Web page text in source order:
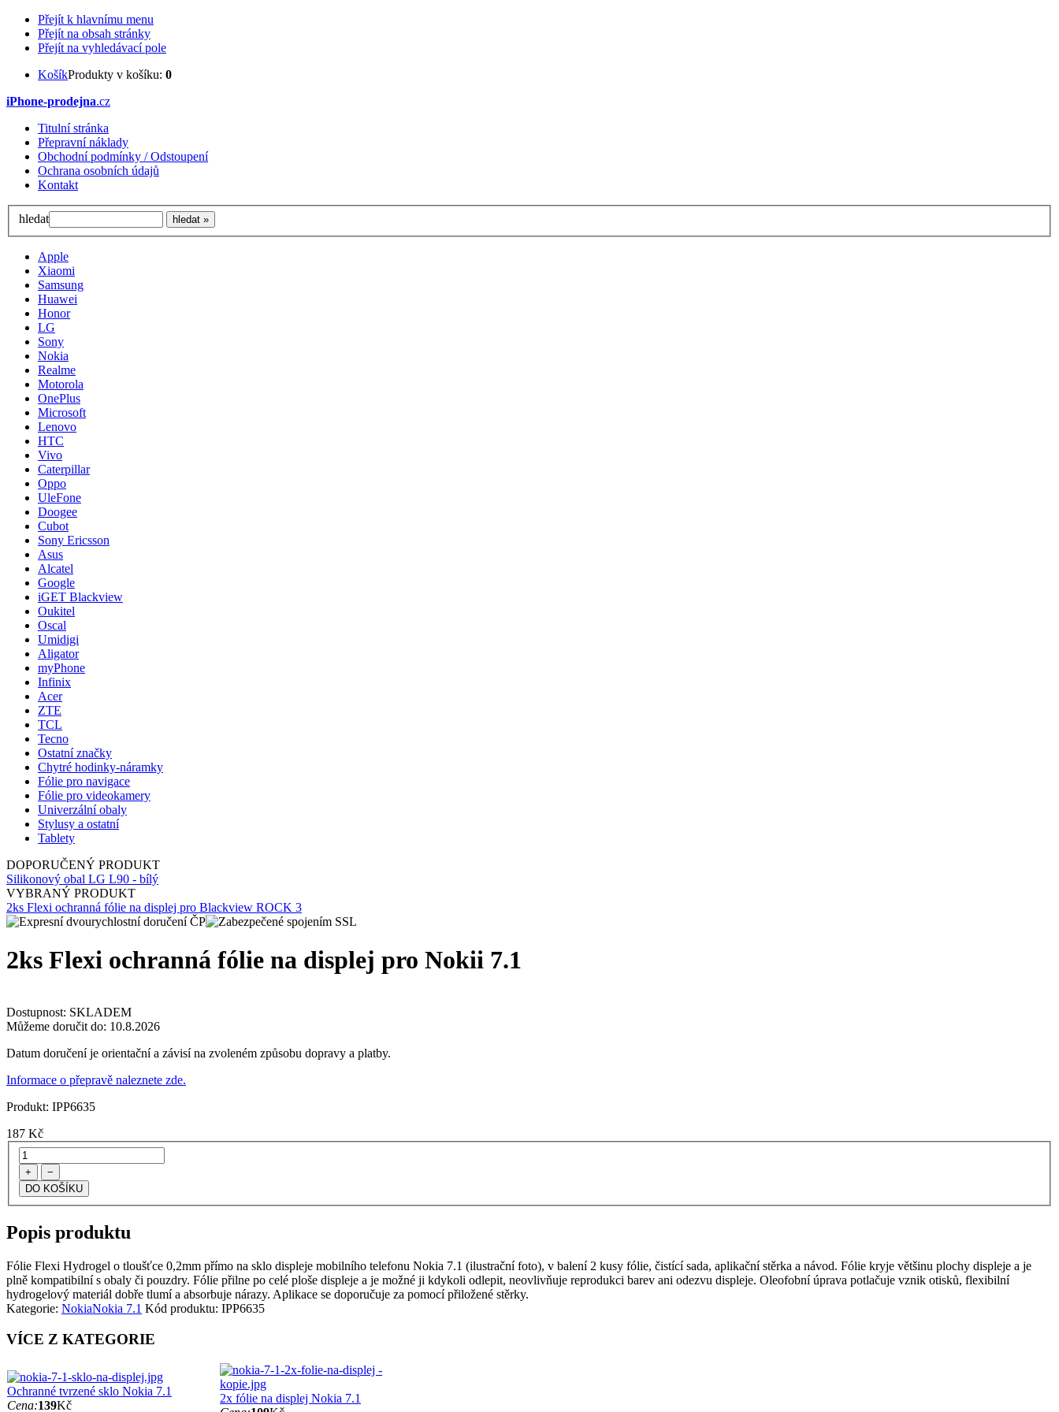
Přejít k hlavnímu menu
Přejít na obsah stránky
Přejít na vyhledávací pole
KošíkProdukty v košíku: 0
iPhone-prodejna.cz
Titulní stránka
Přepravní náklady
Obchodní podmínky / Odstoupení
Ochrana osobních údajů
Kontakt
hledat
Apple
Xiaomi
Samsung
Huawei
Honor
LG
Sony
Nokia
Realme
Motorola
OnePlus
Microsoft
Lenovo
HTC
Vivo
Caterpillar
Oppo
UleFone
Doogee
Cubot
Sony Ericsson
Asus
Alcatel
Google
iGET Blackview
Oukitel
Oscal
Umidigi
Aligator
myPhone
Infinix
Acer
ZTE
TCL
Tecno
Ostatní značky
Chytré hodinky-náramky
Fólie pro navigace
Fólie pro videokamery
Univerzální obaly
Stylusy a ostatní
Tablety
DOPORUČENÝ PRODUKT
Silikonový obal LG L90 - bílý
VYBRANÝ PRODUKT
2ks Flexi ochranná fólie na displej pro Blackview ROCK 3
2ks Flexi ochranná fólie na displej pro Nokii 7.1
Dostupnost: SKLADEM
Můžeme doručit do: 10.8.2026
Datum doručení je orientační a závisí na zvoleném způsobu dopravy a platby.
Informace o přepravě naleznete zde.
Produkt: IPP6635
187 Kč
+ −
Popis produktu
Fólie Flexi Hydrogel o tloušťce 0,2mm přímo na sklo displeje mobilního telefonu Nokia 7.1 (ilustrační foto), v balení 2 kusy fólie, čistící sada, aplikační stěrka a návod. Fólie kryje většinu plochy displeje a je
plně kompatibilní s obaly či pouzdry. Fólie přilne po celé ploše displeje a je možné ji kdykoli odlepit, neovlivňuje reprodukci barev ani odezvu displeje. Oleofobní úprava potlačuje vznik otisků, flexibilní
hydrogelový materiál dobře tlumí a absorbuje nárazy. Aplikace se doporučuje za pomocí přiložené stěrky.
Kategorie: NokiaNokia 7.1 Kód produktu: IPP6635
VÍCE Z KATEGORIE
Ochranné tvrzené sklo Nokia 7.1
Cena:139Kč
2x fólie na displej Nokia 7.1